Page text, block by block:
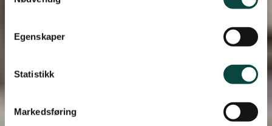
Egenskaper
Statistikk
Markedsføring